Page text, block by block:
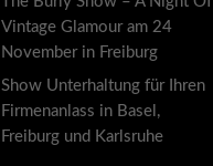
Vintage Glamour am 24
November in Freiburg
Show Unterhaltung für Ihren
Firmenanlass in Basel,
Freiburg und Karlsruhe